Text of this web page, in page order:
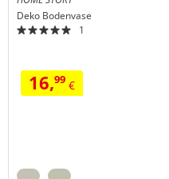
Deko Bodenvase
1
16,99 €